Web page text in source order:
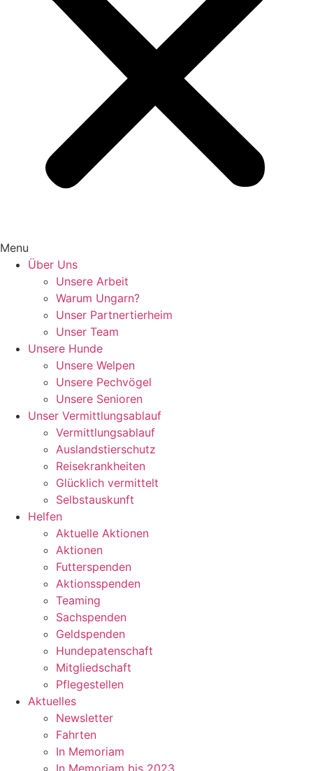
Menu
Über Uns
Unsere Arbeit
Warum Ungarn?
Unser Partnertierheim
Unser Team
Unsere Hunde
Unsere Welpen
Unsere Pechvögel
Unsere Senioren
Unser Vermittlungsablauf
Vermittlungsablauf
Auslandstierschutz
Reisekrankheiten
Glücklich vermittelt
Selbstauskunft
Helfen
Aktuelle Aktionen
Aktionen
Futterspenden
Aktionsspenden
Teaming
Sachspenden
Geldspenden
Hundepatenschaft
Mitgliedschaft
Pflegestellen
Aktuelles
Newsletter
Fahrten
In Memoriam